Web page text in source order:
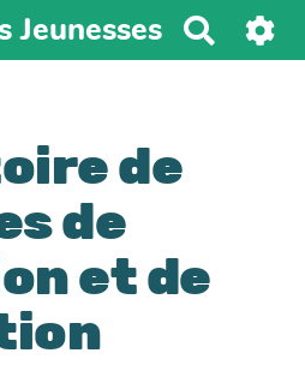
Jeunesses
e
de
de
et de